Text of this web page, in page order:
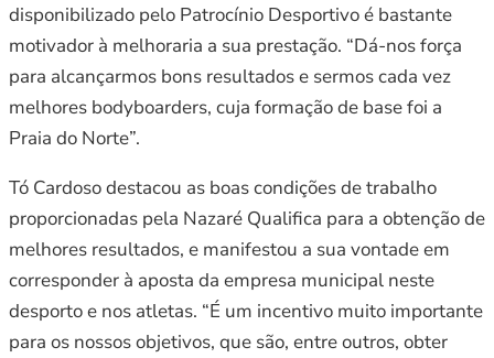
disponibilizado pelo Patrocínio Desportivo é bastante
motivador à melhoraria a sua prestação. “Dá-nos força
para alcançarmos bons resultados e sermos cada vez
melhores bodyboarders, cuja formação de base foi a
Praia do Norte”.
Tó Cardoso destacou as boas condições de trabalho
proporcionadas pela Nazaré Qualifica para a obtenção de
melhores resultados, e manifestou a sua vontade em
corresponder à aposta da empresa municipal neste
desporto e nos atletas. “É um incentivo muito importante
para os nossos objetivos, que são, entre outros, obter